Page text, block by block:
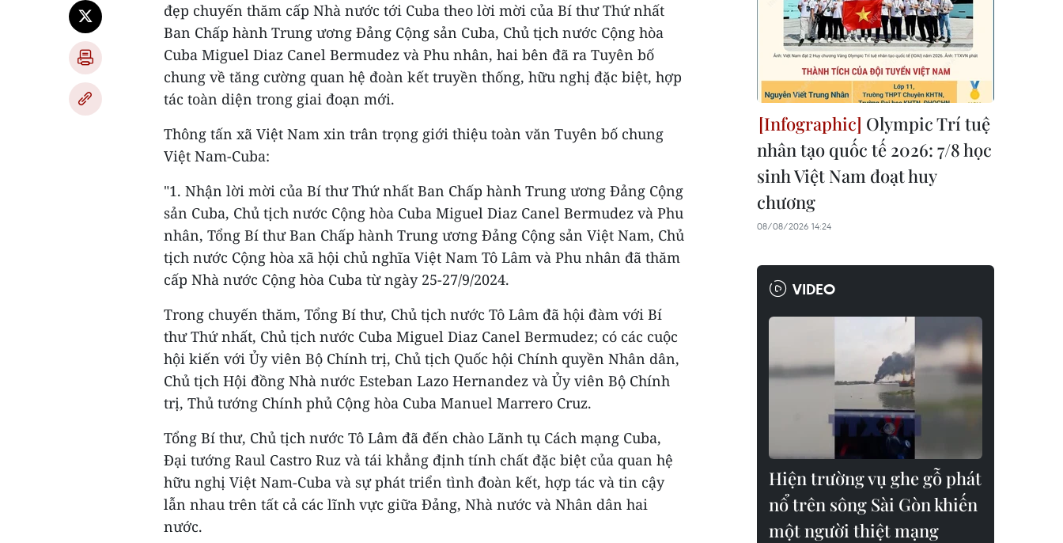
đẹp chuyến thăm cấp Nhà nước tới Cuba theo lời mời của Bí thư Thứ nhất
Ban Chấp hành Trung ương Đảng Cộng sản Cuba, Chủ tịch nước Cộng hòa
Cuba Miguel Diaz Canel Bermudez và Phu nhân, hai bên đã ra Tuyên bố
chung về tăng cường quan hệ đoàn kết truyền thống, hữu nghị đặc biệt, hợp
tác toàn diện trong giai đoạn mới.
Thông tấn xã Việt Nam xin trân trọng giới thiệu toàn văn Tuyên bố chung
Việt Nam-Cuba:
"1. Nhận lời mời của Bí thư Thứ nhất Ban Chấp hành Trung ương Đảng Cộng
sản Cuba, Chủ tịch nước Cộng hòa Cuba Miguel Diaz Canel Bermudez và Phu
nhân, Tổng Bí thư Ban Chấp hành Trung ương Đảng Cộng sản Việt Nam, Chủ
tịch nước Cộng hòa xã hội chủ nghĩa Việt Nam Tô Lâm và Phu nhân đã thăm
cấp Nhà nước Cộng hòa Cuba từ ngày 25-27/9/2024.
Trong chuyến thăm, Tổng Bí thư, Chủ tịch nước Tô Lâm đã hội đàm với Bí
thư Thứ nhất, Chủ tịch nước Cuba Miguel Diaz Canel Bermudez; có các cuộc
hội kiến với Ủy viên Bộ Chính trị, Chủ tịch Quốc hội Chính quyền Nhân dân,
Chủ tịch Hội đồng Nhà nước Esteban Lazo Hernandez và Ủy viên Bộ Chính
trị, Thủ tướng Chính phủ Cộng hòa Cuba Manuel Marrero Cruz.
Tổng Bí thư, Chủ tịch nước Tô Lâm đã đến chào Lãnh tụ Cách mạng Cuba,
Đại tướng Raul Castro Ruz và tái khẳng định tính chất đặc biệt của quan hệ
hữu nghị Việt Nam-Cuba và sự phát triển tình đoàn kết, hợp tác và tin cậy
lẫn nhau trên tất cả các lĩnh vực giữa Đảng, Nhà nước và Nhân dân hai
nước.
Olympic Trí tuệ
nhân tạo quốc tế 2026: 7/8 học
sinh Việt Nam đoạt huy
chương
08/08/2026 14:24
VIDEO
Hiện trường vụ ghe gỗ phát
nổ trên sông Sài Gòn khiến
một người thiệt mạng